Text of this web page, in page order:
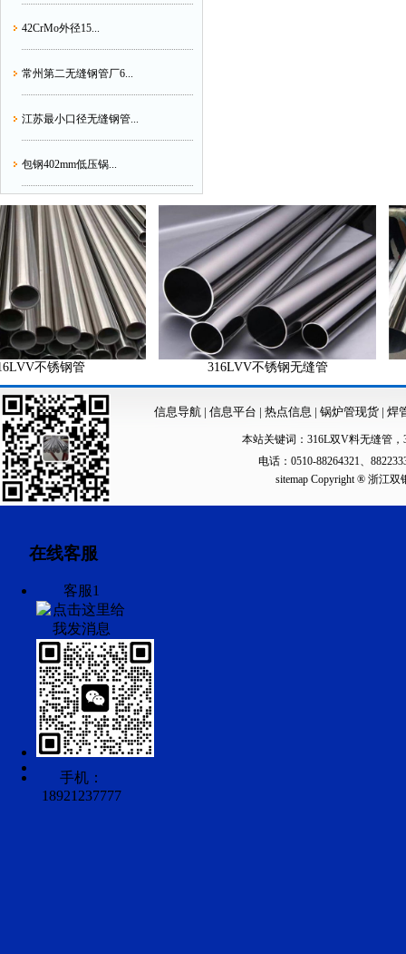
42CrMo外径15...
常州第二无缝钢管厂6...
江苏最小口径无缝钢管...
包钢402mm低压锅...
不锈钢管 316LVV不锈钢无缝管
信息导航| 信息平台 | 热点信息 | 锅炉管现货 | 焊
本站关键词： 316L双V料无缝管 ，
电话：0510-88264321、
sitemapCopyright ® 浙江双
在线客服
客服1
手机：
18921237777